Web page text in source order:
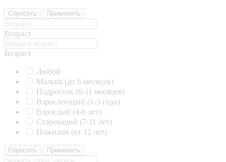
Сбросить Применить
Возраст
Возраст
Любой
Малыш (до 6 месяцев)
Подросток (6-11 месяцев)
Взрослеющий (1-3 года)
Взрослый (4-6 лет)
Стареющий (7-11 лет)
Пожилой (от 12 лет)
Сбросить Применить